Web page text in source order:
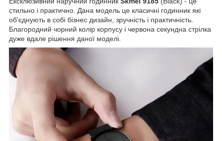
стильно і практично. Дана модель це класичні годинник які
об'єднують в собі бізнес дизайн, зручність і практичність.
Благородний чорний колір корпусу і червона секундна стрілка
дуже вдале рішення даної моделі.